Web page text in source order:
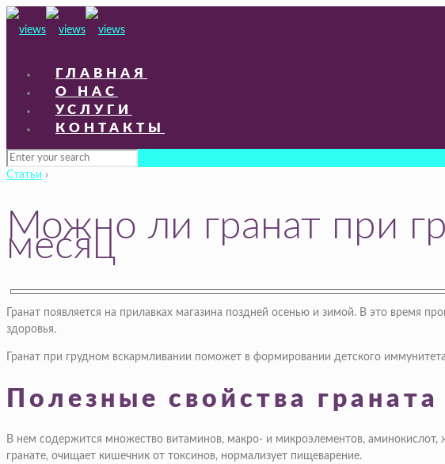
ГЛАВНАЯ
О НАС
УСЛУГИ
КОНТАКТЫ
Статьи ›
Можно ли гранат при
месяц
Гранат появляется на прилавках магазина поздней осенью и зимой. В это время
здоровья.
Гранат при грудном вскармливании поможет в формировании детского
Полезные свойства граната
В нем содержится множество витаминов, макро- и микроэлементов,
гранате, очищает кишечник от токсинов, нормализует пищеварение.